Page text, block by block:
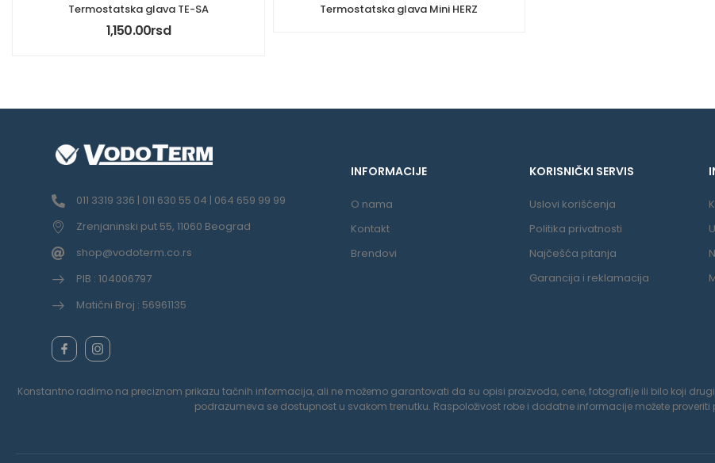
Termostatska glava TE-SA
1,150.00rsd
Termostatska glava Mini HERZ
011 3319 336 | 011 630 55 04 | 064 659 99 99
Zrenjaninski put 55, 11060 Beograd
shop@vodoterm.co.rs
PIB : 104006797
Matični Broj : 56961135
INFORMACIJE
O nama
Kontakt
Brendovi
KORISNIČKI SERVIS
Uslovi korišćenja
Politika privatnosti
Najčešća pitanja
Garancija i reklamacija
Konstantno radimo na preciznom prikazu tačnih informacija, ali ne možemo garantovati da su opisi proizvoda, cene, fotografije ili bilo koji
podrazumeva se dostupnost u svakom trenutku. Raspoloživost robe i dodatne informacije možete proveriti